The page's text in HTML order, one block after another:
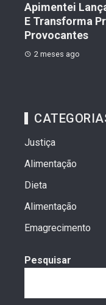
Apimentei
E Transforma
Provocantes
2 meses ago
Justiça
Alimentação
Dieta
Alimentação
Emagrecimento
Pesquisar